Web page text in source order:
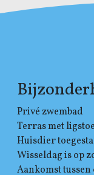
Privé zwembad
Terras met
Huisdier
Wisseldag is op
Aankomst tussen